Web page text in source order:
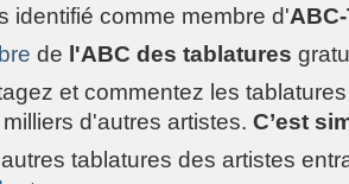
identifié comme membre d'
de l'ABC des tablatures
et commentez les
d'autres artistes. C’est
tablatures des artistes